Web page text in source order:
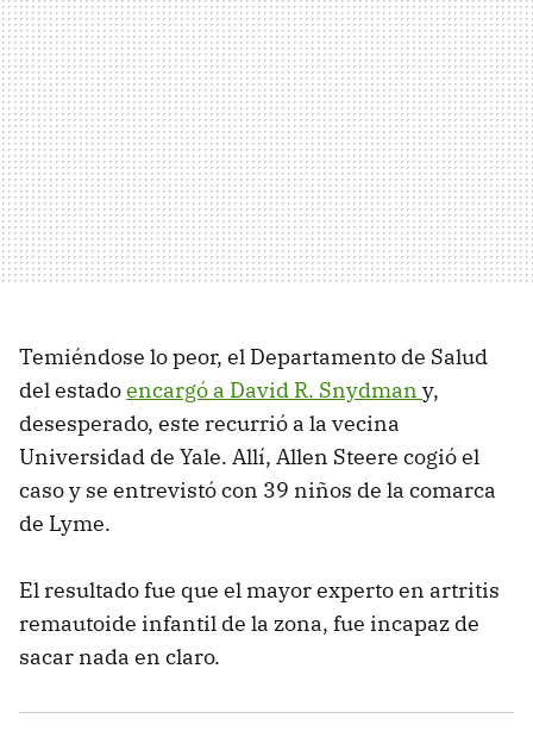
Temiéndose lo peor, el Departamento de Salud
del estadoencargó a David R. Snydman y,
desesperado, este recurrió a la vecina
Universidad de Yale. Allí, Allen Steere cogió el
caso y se entrevistó con 39 niños de la comarca
de Lyme.
El resultado fue que el mayor experto en artritis
remautoide infantil de la zona, fue incapaz de
sacar nada en claro.